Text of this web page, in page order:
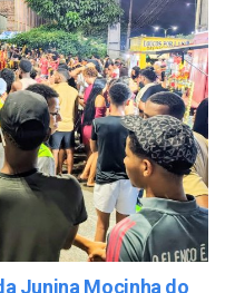
Junina Mocinha do